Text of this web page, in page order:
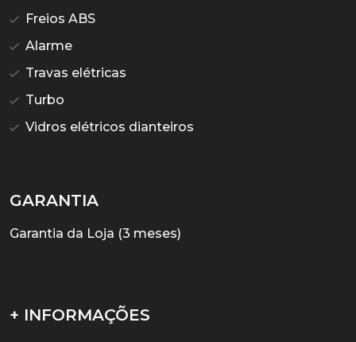
Freios ABS
Alarme
Travas elétricas
Turbo
Vidros elétricos dianteiros
GARANTIA
Garantia da Loja (3 meses)
+ INFORMAÇÕES